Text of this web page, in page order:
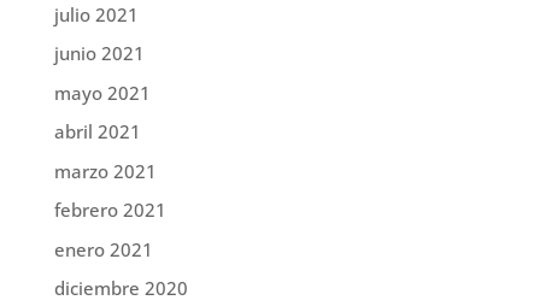
julio 2021
junio 2021
mayo 2021
abril 2021
marzo 2021
febrero 2021
enero 2021
diciembre 2020